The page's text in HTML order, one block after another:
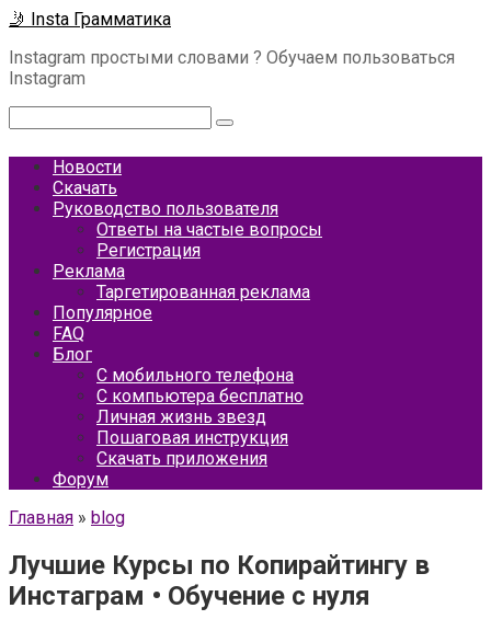
Перейти
контенту
🤳 Insta Грамматика
Instagram простыми словами ? Обучаем пользоваться
Instagram
Новости
Скачать
Руководство пользователя
Ответы на частые вопросы
Регистрация
Реклама
Таргетированная реклама
Популярное
FAQ
Блог
С мобильного телефона
С компьютера бесплатно
Личная жизнь звезд
Пошаговая инструкция
Скачать приложения
Форум
Главная » blog
Лучшие Курсы по Копирайтингу в
Инстаграм • Обучение с нуля